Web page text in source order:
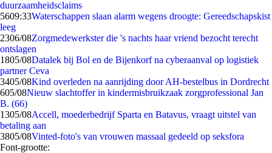
duurzaamheidsclaims
5609:33Waterschappen slaan alarm wegens droogte: Gereedschapskist
leeg
2306/08Zorgmedewerkster die 's nachts haar vriend bezocht terecht
ontslagen
1805/08Datalek bij Bol en de Bijenkorf na cyberaanval op logistiek
partner Ceva
3405/08Kind overleden na aanrijding door AH-bestelbus in Dordrecht
605/08Nieuw slachtoffer in kindermisbruikzaak zorgprofessional Jan
B. (66)
1305/08Accell, moederbedrijf Sparta en Batavus, vraagt uitstel van
betaling aan
3805/08Vinted-foto's van vrouwen massaal gedeeld op seksfora
Font-grootte: